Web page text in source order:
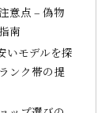
意点 – 偽物
南
いモデルを探
ンク帯の提